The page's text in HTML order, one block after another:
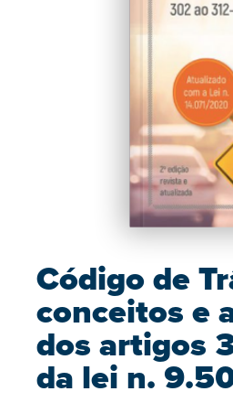
Código de
conceitos e
dos artigos
da lei n.